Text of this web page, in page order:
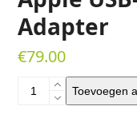
Adapter
€79.00
Apple
Toevoegen